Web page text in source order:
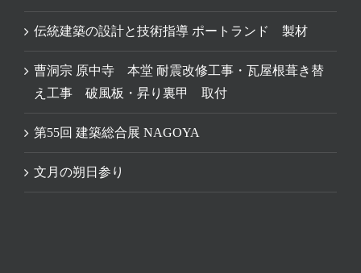
伝統建築の設計と技術指導 ポートランド 製材
曹洞宗 原中寺 本堂 耐震改修工事・瓦屋根葺き替
え工事 破風板・昇り裏甲 取付
第55回 建築総合展 NAGOYA
文月の朔日参り